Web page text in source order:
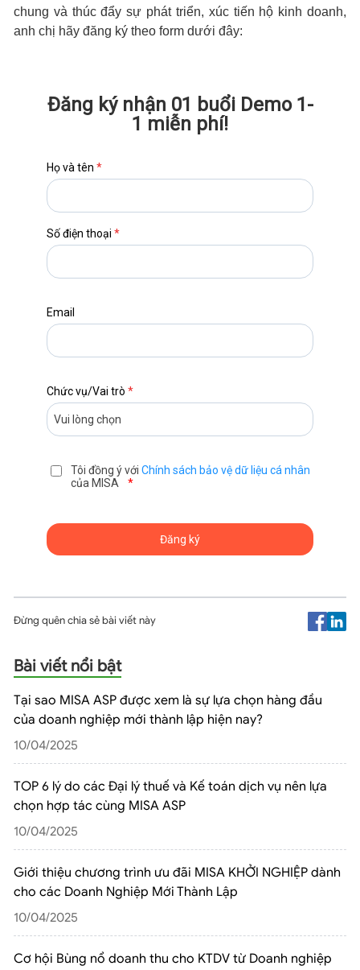
chung và thúc đẩy sự phát triển, xúc tiến hộ kinh doanh,
anh chị hãy đăng ký theo form dưới đây:
Đăng ký nhận 01 buổi Demo 1-
1 miễn phí!
Họ và tên *
Số điện thoại *
Email
Chức vụ/Vai trò *
Tôi đồng ý với Chính sách bảo vệ dữ liệu cá nhân
của MISA
*
Đừng quên chia sẻ bài viết này
Bài viết nổi bật
Tại sao MISA ASP được xem là sự lựa chọn hàng đầu
của doanh nghiệp mới thành lập hiện nay?
10/04/2025
TOP 6 lý do các Đại lý thuế và Kế toán dịch vụ nên lựa
chọn hợp tác cùng MISA ASP
10/04/2025
Giới thiệu chương trình ưu đãi MISA KHỞI NGHIỆP dành
cho các Doanh Nghiệp Mới Thành Lập
10/04/2025
Cơ hội Bùng nổ doanh thu cho KTDV từ Doanh nghiệp